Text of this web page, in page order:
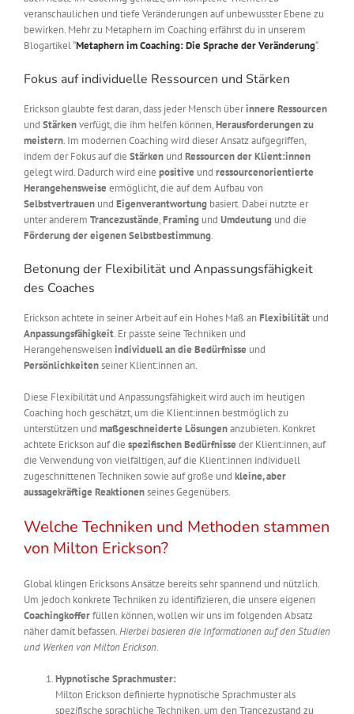
veranschaulichen und tiefe Veränderungen auf unbewusster Ebene zu
bewirken. Mehr zu Metaphern im Coaching erfährst du in unserem
Blogartikel “Metaphern im Coaching: Die Sprache der Veränderung“.
Fokus auf individuelle Ressourcen und Stärken
Erickson glaubte fest daran, dass jeder Mensch überinnere Ressourcen
und Stärkenverfügt, die ihm helfen können,Herausforderungen zu
meistern. Im modernen Coaching wird dieser Ansatz aufgegriffen,
indem der Fokus auf die Stärkenund Ressourcen der Klient:innen
gelegt wird. Dadurch wird eine positive und ressourcenorientierte
Herangehensweise ermöglicht, die auf dem Aufbau von
Selbstvertrauenund Eigenverantwortungbasiert. Dabei nutzte er
unter anderem Trancezustände,Framingund Umdeutungund die
Förderung der eigenen Selbstbestimmung.
Betonung der Flexibilität und Anpassungsfähigkeit
des Coaches
Erickson achtete in seiner Arbeit auf ein Hohes Maß anFlexibilitätund
Anpassungsfähigkeit. Er passte seine Techniken und
Herangehensweisenindividuell an die Bedürfnisse und
Persönlichkeitenseiner Klient:innen an.
Diese Flexibilität und Anpassungsfähigkeit wird auch im heutigen
Coaching hoch geschätzt, um die Klient:innen bestmöglich zu
unterstützen und maßgeschneiderte Lösungenanzubieten. Konkret
achtete Erickson auf die spezifischen Bedürfnisse der Klient:innen, auf
die Verwendung von vielfältigen, auf die Klient:innen individuell
zugeschnittenen Techniken sowie auf große und kleine, aber
aussagekräftige Reaktionenseines Gegenübers.
Welche Techniken und Methoden stammen
von Milton Erickson?
Global klingen Ericksons Ansätze bereits sehr spannend und nützlich.
Um jedoch konkrete Techniken zu identifizieren, die unsere eigenen
Coachingkofferfüllen können, wollen wir uns im folgenden Absatz
näher damit befassen.Hierbei basieren die Informationen auf den Studien
und Werken von Milton Erickson.
Hypnotische Sprachmuster:
Milton Erickson definierte hypnotische Sprachmuster als
spezifische sprachliche Techniken, um den Trancezustand zu